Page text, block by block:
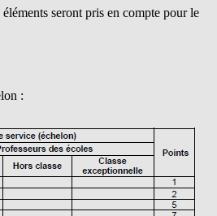
seront pris en compte pour le
: